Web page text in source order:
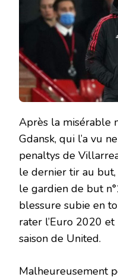
Après la misérable
Gdansk, qui l’a vu
penaltys de
le dernier tir au
le gardien de but
blessure subie en
rater l’Euro 2020
saison de United.
Malheureusement